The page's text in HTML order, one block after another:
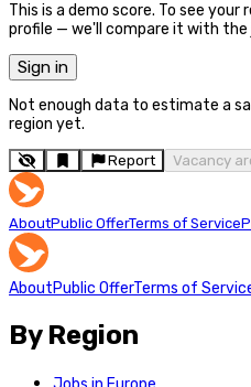
This is a demo score. To see
profile — we'll compare it with the
Sign in
Not enough data to estimate a
region yet.
Report Vacancy
AboutPublic OfferTerms of Service
AboutPublic OfferTerms of
By Region